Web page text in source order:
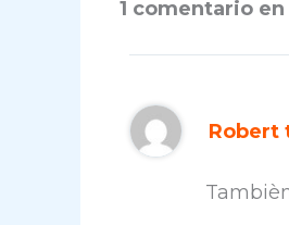
1 comentario
Robert